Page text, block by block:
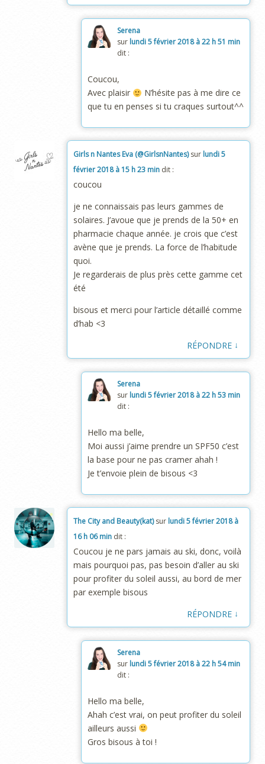
Serena
sur lundi 5 février 2018 à 22 h 51 min
dit :
Coucou,
Avec plaisir
N’hésite pas à me dire ce
que tu en penses si tu craques surtout^^
Girls n Nantes Eva (@GirlsnNantes)sur lundi 5
février 2018 à 15 h 23 min dit :
coucou
je ne connaissais pas leurs gammes de
solaires. J’avoue que je prends de la 50+ en
pharmacie chaque année. je crois que c’est
avène que je prends. La force de l’habitude
quoi.
Je regarderais de plus près cette gamme cet
été
bisous et merci pour l’article détaillé comme
d’hab <3
RÉPONDRE ↓
Serena
sur lundi 5 février 2018 à 22 h 53 min
dit :
Hello ma belle,
Moi aussi j’aime prendre un SPF50 c’est
la base pour ne pas cramer ahah !
Je t’envoie plein de bisous <3
The City and Beauty(kat)sur lundi 5 février 2018 à
16 h 06 min dit :
Coucou je ne pars jamais au ski, donc, voilà
mais pourquoi pas, pas besoin d’aller au ski
pour profiter du soleil aussi, au bord de mer
par exemple bisous
RÉPONDRE ↓
Serena
sur lundi 5 février 2018 à 22 h 54 min
dit :
Hello ma belle,
Ahah c’est vrai, on peut profiter du soleil
ailleurs aussi
Gros bisous à toi !